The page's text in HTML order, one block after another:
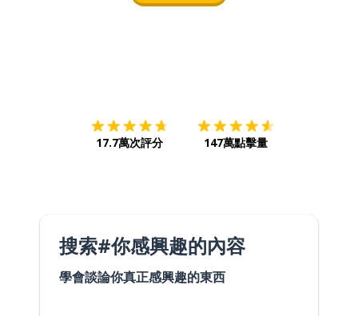
17.7萬次評分 147萬點擊量
搜索#你感興趣的內容
學會談論你真正感興趣的東西